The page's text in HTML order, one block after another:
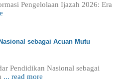
Pengelolaan Ijazah 2026: Era
sebagai Acuan Mutu
Pendidikan Nasional sebagai
... read more